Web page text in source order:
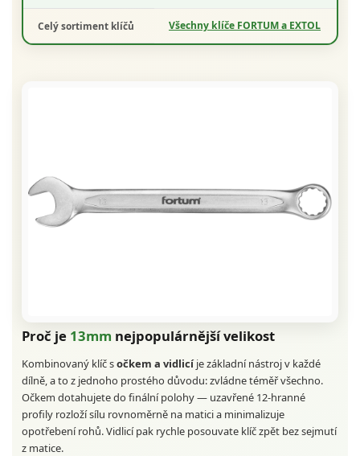
Celý sortiment klíčů Všechny klíče FORTUM a EXTOL
Proč je 13mm nejpopulárnější velikost
Kombinovaný klíč sočkem a vidlicíje základní nástroj v každé
dílně, a to z jednoho prostého důvodu: zvládne téměř všechno.
Očkem dotahujete do finální polohy — uzavřené 12-hranné
profily rozloží sílu rovnoměrně na matici a minimalizuje
opotřebení rohů. Vidlicí pak rychle posouvate klíč zpět bez sejmutí
z matice.